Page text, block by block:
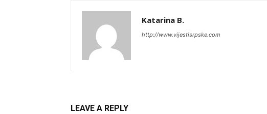
Katarina B.
http://www.vijestisrpske.com
LEAVE A REPLY